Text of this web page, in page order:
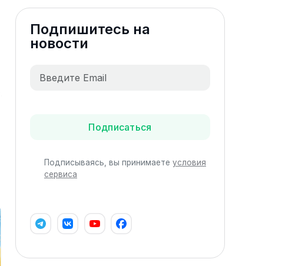
Подпишитесь на
новости
Подписаться
Подписываясь, вы принимаете условия
сервиса